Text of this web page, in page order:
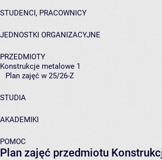
STUDENCI, PRACOWNICY
JEDNOSTKI ORGANIZACYJNE
PRZEDMIOTY
Konstrukcje metalowe 1
Plan zajęć w 25/26-Z
STUDIA
AKADEMIKI
POMOC
Plan zajęć przedmiotu